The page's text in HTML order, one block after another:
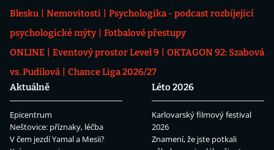
Blesku
Nemovitosti
Psychologika - podcast rozbíjející
psychologické mýty
Fotbalové přestupy
ONLINE
Eventový prostor Level 9
OKTAGON 92: Szabová
vs. Pudilová
Chance Liga 2026/27
Aktuálně
Epicentrum
Neštovice: příznaky, léčba
V čem jezdí Yamal a Mesii?
Léto 2026
Karlovarský filmový festival
2026
Znamení, že jste potkali